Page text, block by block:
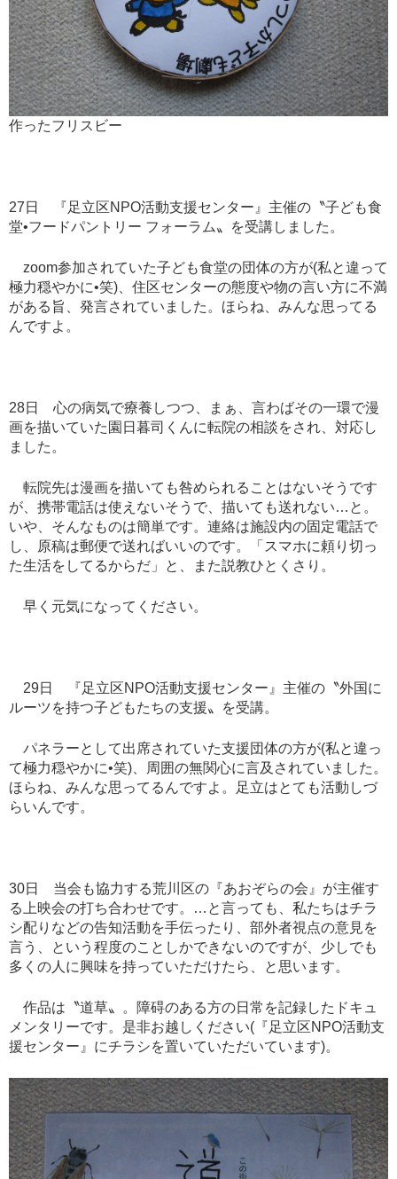
作ったフリスビー
27 日 『足立区NPO活動支援センター』主催の〝子ども食
堂•フードパントリー フォーラム〟を受講しました。
zoom参加されていた子ども食堂の団体の方が(私と違って
極力穏やかに•笑) 、住区センターの態度や物の言い方に不満
がある旨、発言されていました。ほらね、みんな思ってる
んですよ。
28日 心の病気で療養しつつ、まぁ、言わばその一環で漫
画を描いていた園日暮司くんに転院の相談をされ、対応し
ました。
転院先は漫画を描いても咎められることはないそうです
が、携帯電話は使えないそうで、描いても送れない… と。
いや、そんなものは簡単です。連絡は施設内の固定電話で
し、原稿は郵便で送ればいいのです。「スマホに頼り切っ
た生活をしてるからだ」と、また説教ひとくさり。
早く元気になってください。
29日 『足立区NPO活動支援センター』主催の〝外国に
ルーツを持つ子どもたちの支援〟を受講。
パネラーとして出席されていた支援団体の方が(私と違っ
て極力穏やかに•笑) 、周囲の無関心に言及されていました。
ほらね、みんな思ってるんですよ。足立はとても活動しづ
らいんです。
30日 当会も協力する荒川区の『あおぞらの会』が主催す
る上映会の打ち合わせです。
… と言っても、私たちはチラ
シ配りなどの告知活動を手伝ったり、部外者視点の意見を
言う、という程度のことしかできないのですが、少しでも
多くの人に興味を持っていただけたら、と思います。
作品は〝道草〟。障碍のある方の日常を記録したドキュ
メンタリーです。是非お越しください(『足立区NPO活動支
援センター』にチラシを置いていただいています)。